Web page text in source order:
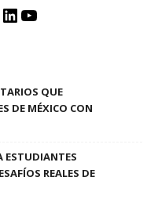
LinkedIn
YouTube
QUE
DE MÉXICO CON
ESTUDIANTES
REALES DE